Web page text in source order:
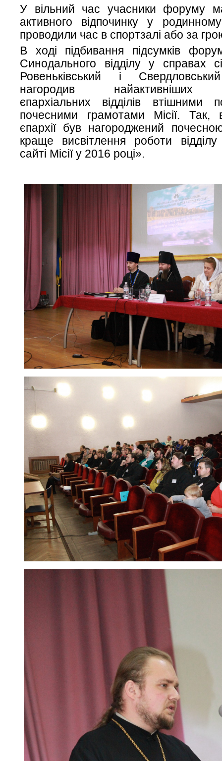
У вільний час учасники форуму
активного відпочинку у
проводили час в спортзалі або за
В ході підбивання підсумків
Синодального відділу у справах
Ровеньківський і
нагородив найактивніших
єпархіальних відділів втішними
почесними грамотами Місії. Так,
єпархії був нагороджений
краще висвітлення роботи
сайті Місії у 2016 році».